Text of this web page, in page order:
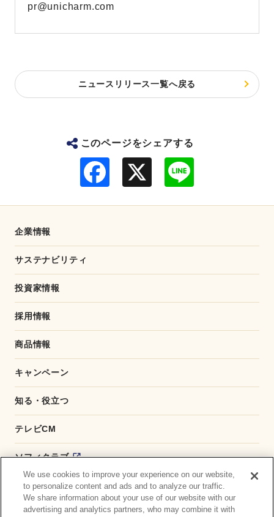
pr@unicharm.com
ニュースリリース一覧へ戻る
このページをシェアする
企業情報
サステナビリティ
投資家情報
採用情報
商品情報
キャンペーン
知る・役立つ
テレビCM
ソフィクラブ
かんたん応募サービス
ダイレクトショップ
We use cookies to improve your experience on our website,
to personalize content and ads and to analyze our traffic.
We share information about your use of our website with our
advertising and analytics partners, who may combine it with